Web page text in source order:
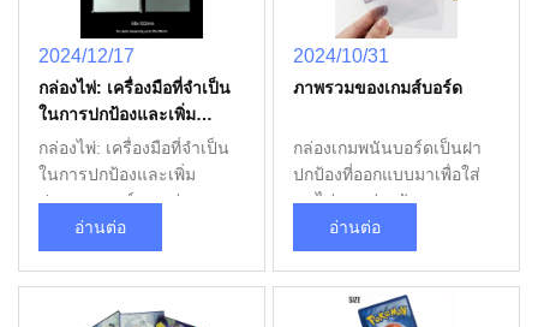
รวดเร็ว บริษัทได้สร้างฐานะ
เป็นผู้จําหน่ายที่เชื่อถือได้ของ
กระดาษไพ่, กล่องเตียง, บาย
เดอร์, และอุปกรณ์เสริมเกมส์
กระดานสินค้ารวม: • คาร์ดสี
แขน มีหลายขนาดและ
ปลายสีสดใส • แผ่นการ์ด
ศิลปะ ผงการพิมพ์ตามความ
ต้องการสําหรับการแบรนด์
และฉบับพิเศษ • กล่องพนัน
ยั่งยืนสําหรับคนรักการเล่น
งานของบัตรได้ ประเภทของ
กล่องการ์ดเทรด:กล่อง
มาตรฐานโดยปกติใช้สําหรับ
บัตรธรรมดา เหมาะสําหรับ
การ์ดอัลตราบางเหมาะสําห
รับนักเก็บของที่ชอบการ
ออกแบบเบา ๆ มันหนาค่อน
ข้างบาง แต่ยังคงคุ้มกันได้ดี
กระดาษบัตรกระดาษแข็งให้
มาะสําหรับบัตรที่มีค่าสูง
2024/12/17
กล่องไพ่: เครื่องมือที่จําเป็น
ในการปกป้องและเพิ่ม
ประสบการณ์การเล่นเกม
พนัน
กล่องไพ่: เครื่องมือที่จําเป็น
ในการปกป้องและเพิ่ม
ประสบการณ์การเล่นเกม
พนัน Cแผ่นบอร์ดมีบทบาท
สําคัญในการเล่นเกมพนัน
เพียงแต่ป้องกันการ์ดจากการ
อ่านต่อ
2024/10/31
ภาพรวมของเกมส์บอร์ด
กล่องเกมพนันบอร์ดเป็นฝา
ปกป้องที่ออกแบบมาเพื่อใส่
บนไพ่เกม ช่วยรักษาสภาพ
ของไพ่และเสริมการเล่นพวก
เขา ได้ รับ ความ นิยม ใน
และ ผู้ รวบรวม เกมส์ ด้วย
อ่านต่อ